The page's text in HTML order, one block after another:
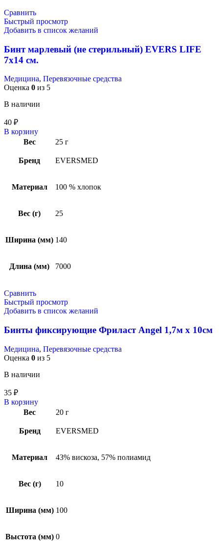
Сравнить
Быстрый просмотр
Добавить в список желаний
Бинт марлевый (не стерильный) EVERS LIFE
7х14 см.
Медицина, Перевязочные средства
Оценка 0 из 5
В наличии
40 ₽
В корзину
Вес
25 г
Бренд EVERSMED
Материал 100 % хлопок
Вес (г) 25
Ширина (мм) 140
Длина (мм) 7000
Сравнить
Быстрый просмотр
Добавить в список желаний
Бинты фиксирующие Фриласт Angel 1,7м х 10см
Медицина, Перевязочные средства
Оценка 0 из 5
В наличии
35 ₽
В корзину
Вес
20 г
Бренд EVERSMED
Материал 43% вискоза, 57% полиамид
Вес (г) 10
Ширина (мм) 100
Выстота (мм) 0